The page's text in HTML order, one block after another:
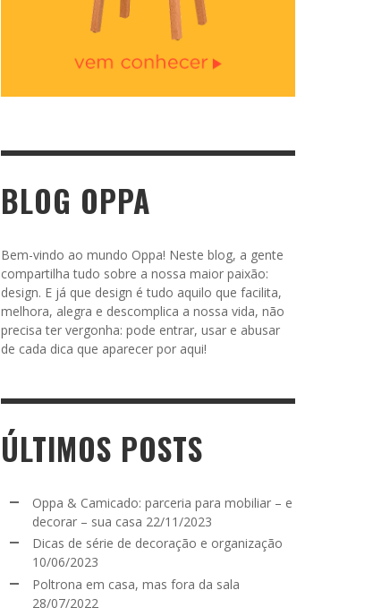
BLOG OPPA
Bem-vindo ao mundo Oppa! Neste blog, a gente
compartilha tudo sobre a nossa maior paixão:
design. E já que design é tudo aquilo que facilita,
melhora, alegra e descomplica a nossa vida, não
precisa ter vergonha: pode entrar, usar e abusar
de cada dica que aparecer por aqui!
ÚLTIMOS POSTS
Oppa & Camicado: parceria para mobiliar – e
decorar – sua casa 22/11/2023
Dicas de série de decoração e organização
10/06/2023
Poltrona em casa, mas fora da sala
28/07/2022